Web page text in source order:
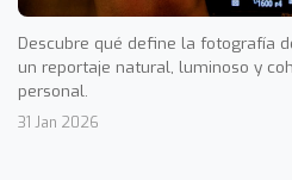
Descubre qué define la fotografía
un reportaje natural, luminoso y
personal.
31 Jan 2026